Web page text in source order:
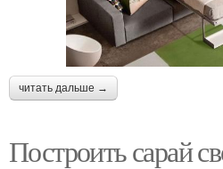
читать дальше →
Построить сарай